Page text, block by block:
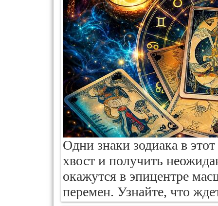
Одни знаки зодиака в
хвост и получить
окажутся в эпицентре
перемен. Узнайте, что